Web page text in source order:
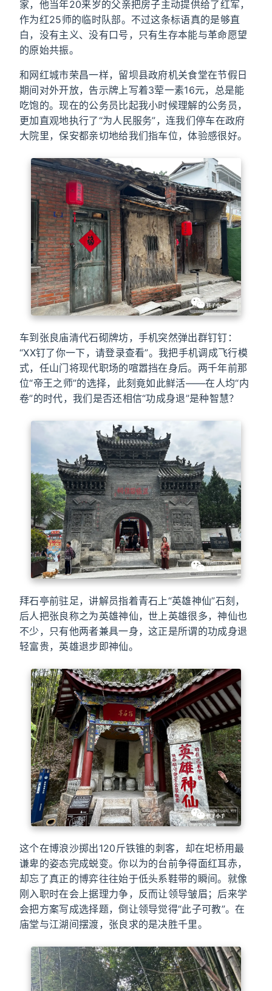
家，他当年20来岁的父亲把房子主动提供给了红军，
作为红25师的临时队部。不过这条标语真的是够直
白，没有主义、没有口号，只有生存本能与革命愿望
的原始共振。
和网红城市荣昌一样，留坝县政府机关食堂在节假日
期间对外开放，告示牌上写着3荤一素16元，总是能
吃饱的。现在的公务员比起我小时候理解的公务员，
更加直观地执行了“为人民服务”，连我们停车在政府
大院里，保安都亲切地给我们指车位，体验感很好。
车到张良庙清代石砌牌坊，手机突然弹出群钉钉：
“XX钉了你一下，请登录查看”。我把手机调成飞行模
式，任山门将现代职场的喧嚣挡在身后。两千年前那
位“帝王之师”的选择，此刻竟如此鲜活——在人均“内
卷”的时代，我们是否还相信“功成身退”是种智慧？
拜石亭前驻足，讲解员指着青石上“英雄神仙”石刻，
后人把张良称之为英雄神仙，世上英雄很多，神仙也
不少，只有他两者兼具一身，这正是所谓的功成身退
轻富贵，英雄退步即神仙。
这个在博浪沙掷出120斤铁锥的刺客，却在圯桥用最
谦卑的姿态完成蜕变。你以为的台前争得面红耳赤，
却忘了真正的博弈往往始于低头系鞋带的瞬间。就像
刚入职时在会上据理力争，反而让领导皱眉；后来学
会把方案写成选择题，倒让领导觉得“此子可教”。在
庙堂与江湖间摆渡，张良求的是决胜千里。